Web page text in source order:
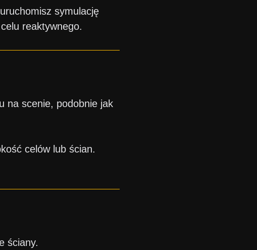
symulację
reaktywnego.
na scenie, podobnie jak
celów lub ścian.
ściany.